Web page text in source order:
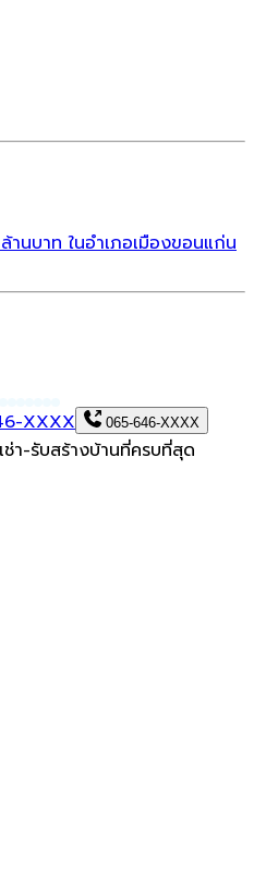
านบาท ในอำเภอเมืองขอนแก่น
XXXX 065-646-XXXX
า-รับสร้างบ้านที่ครบที่สุด